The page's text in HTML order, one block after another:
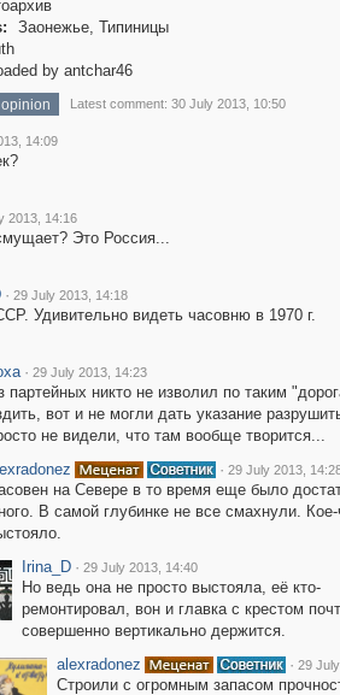
Заонежье, Типиницы
by antchar46
Latest comment: 30 July 2013, 10:50
14:09
2013, 14:16
Это Россия...
· 29 July 2013, 14:18
Удивительно видеть часовню в 1970 г.
· 29 July 2013, 14:23
партейных никто не изволил по таким
вот и не могли дать указание
не видели, что там вообще творится...
· 29 July 2013,
на Севере в то время еще было
В самой глубинке не все смахнули. Кое-
Irina_D · 29 July 2013, 14:40
Но ведь она не просто выстояла, её кто-
ремонтировал, вон и главка с крестом
совершенно вертикально держится.
alexradonez
· 29
Строили с огромным запасом